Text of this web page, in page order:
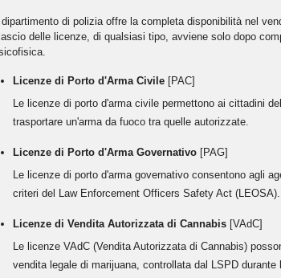
di polizia offre la completa disponibilità nel
delle licenze, di qualsiasi tipo, avviene solo dopo
Licenze di Porto d'Arma Civile [PAC]
Le licenze di porto d'arma civile permettono ai cittadini
trasportare un'arma da fuoco tra quelle autorizzate.
Licenze di Porto d'Arma Governativo [PAG]
Le licenze di porto d'arma governativo consentono agli
criteri del Law Enforcement Officers Safety Act (LEOSA).
Licenze di Vendita Autorizzata di Cannabis [VAdC]
Le licenze VAdC (Vendita Autorizzata di Cannabis)
vendita legale di marijuana, controllata dal LSPD durante